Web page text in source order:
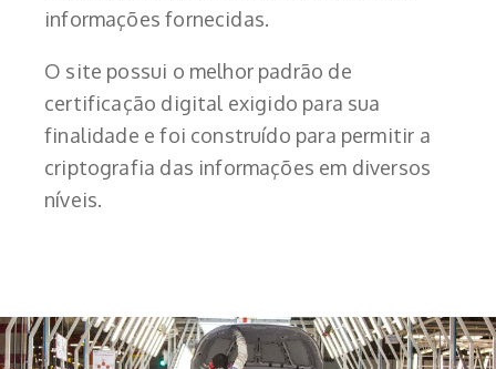
informações fornecidas.
O site possui o melhor padrão de
certificação digital exigido para sua
finalidade e foi construído para permitir a
criptografia das informações em diversos
níveis.